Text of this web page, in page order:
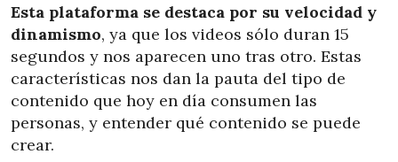
Esta plataforma se destaca por su velocidad y
dinamismo, ya que los videos sólo duran 15
segundos y nos aparecen uno tras otro. Estas
características nos dan la pauta del tipo de
contenido que hoy en día consumen las
personas, y entender qué contenido se puede
crear.